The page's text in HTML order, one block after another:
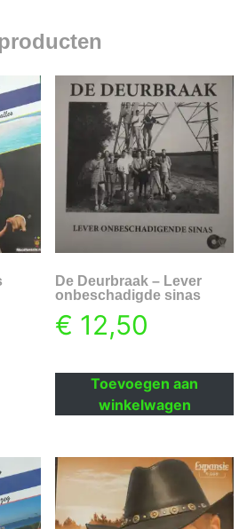
De Deurbraak – Lever
onbeschadigde sinas
€ 12,50
Toevoegen aan
winkelwagen